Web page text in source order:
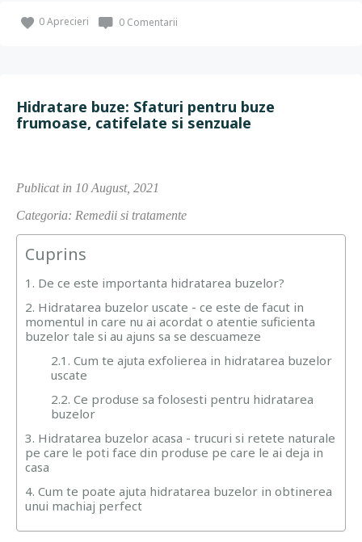
0Aprecieri 0 Comentarii
Hidratare buze: Sfaturi pentru buze
frumoase, catifelate si senzuale
Publicat in 10 August, 2021
Categoria: Remedii si tratamente
Cuprins
1. De ce este importanta hidratarea buzelor?
2. Hidratarea buzelor uscate - ce este de facut in
momentul in care nu ai acordat o atentie suficienta
buzelor tale si au ajuns sa se descuameze
2.1. Cum te ajuta exfolierea in hidratarea buzelor
uscate
2.2. Ce produse sa folosesti pentru hidratarea
buzelor
3. Hidratarea buzelor acasa - trucuri si retete naturale
pe care le poti face din produse pe care le ai deja in
casa
4. Cum te poate ajuta hidratarea buzelor in obtinerea
unui machiaj perfect